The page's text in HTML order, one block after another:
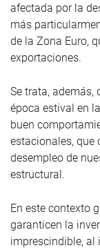
afectada por la
más
de la Zona Euro,
exportaciones.
Se trata, además,
época estival en
buen
estacionales,
desempleo de
estructural.
En este contexto
garanticen la
imprescindible, al